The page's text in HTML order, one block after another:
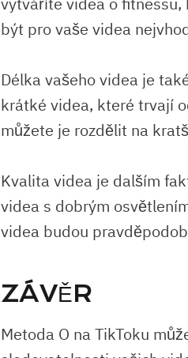
být pro vaše videa
Délka vašeho videa je
krátké videa, které trvají
můžete je rozdělit na
Kvalita videa je dalším
videa s dobrým
videa budou
ZÁVĚR
Metoda O na TikToku